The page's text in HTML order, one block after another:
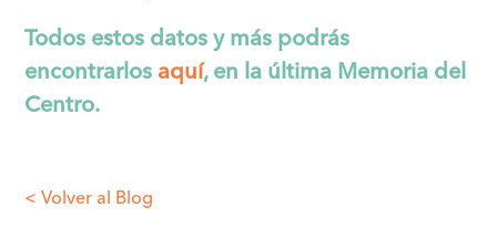
Todos estos datos y más podrás
encontrarlos aquí, en la última Memoria del
Centro.
< Volver al Blog